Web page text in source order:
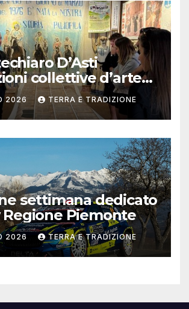
D’Asti
collettive d’arte
2026 TERRA E TRADIZIONE
settimana dedicato
Regione Piemonte
2026 TERRA E TRADIZIONE